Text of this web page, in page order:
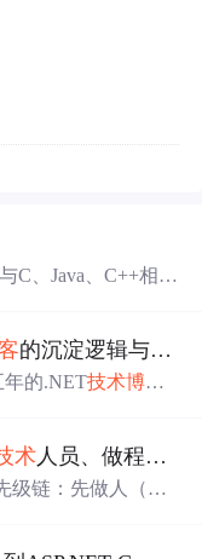
C、Java、C++相似
，为C#学习提供参
的沉淀逻辑与人格化写作
年的.NET技术博客
核心机制的深度溯
技术栈选型逻辑。
术人员、做程序员
级链：先做人（ 技